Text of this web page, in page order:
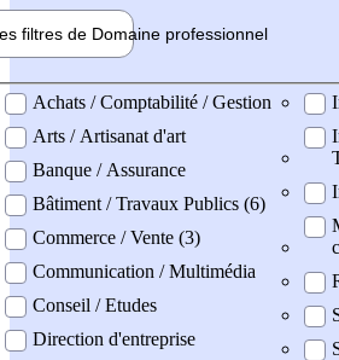
filtres de Domaine professionnel
professionel
Achats / Comptabilité / Gestion
Arts / Artisanat d'art
Banque / Assurance
Bâtiment / Travaux Publics (6)
Commerce / Vente (3)
Communication / Multimédia
Conseil / Etudes
Direction d'entreprise